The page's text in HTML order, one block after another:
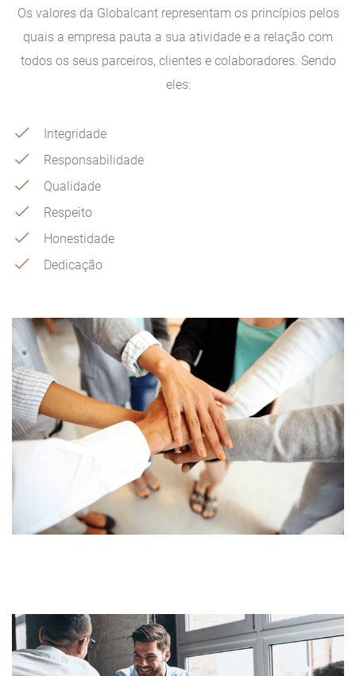
Os valores da Globalcant representam os princípios pelos
quais a empresa pauta a sua atividade e a relação com
todos os seus parceiros, clientes e colaboradores. Sendo
eles:
Integridade
Responsabilidade
Qualidade
Respeito
Honestidade
Dedicação